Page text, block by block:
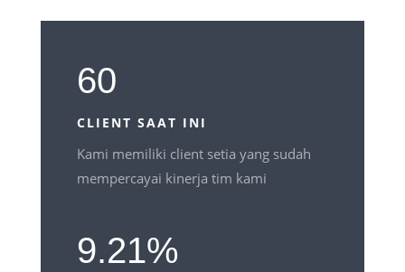
60
CLIENT SAAT INI
Kami memiliki client setia yang sudah
mempercayai kinerja tim kami
9.21%